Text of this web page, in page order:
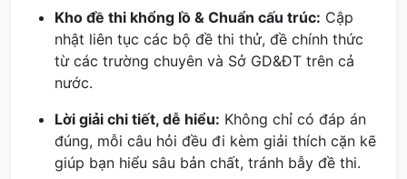
Kho đề thi khổng lồ & Chuẩn cấu trúc: Cập
nhật liên tục các bộ đề thi thử, đề chính thức
từ các trường chuyên và Sở GD&ĐT trên cả
nước.
Lời giải chi tiết, dễ hiểu: Không chỉ có đáp án
đúng, mỗi câu hỏi đều đi kèm giải thích cặn kẽ
giúp bạn hiểu sâu bản chất, tránh bẫy đề thi.